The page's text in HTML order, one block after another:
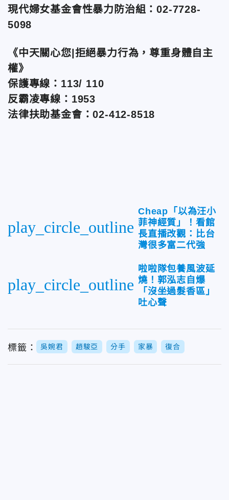
現代婦女基金會性暴力防治組：02-7728-
5098
《中天關心您|拒絕暴力行為，尊重身體自主
權》
保護專線：113/ 110
反霸凌專線：1953
法律扶助基金會：02-412-8518
play_circle_outline
Cheap「以為汪小
菲神經質」！看館
長直播改觀：比台
灣很多富二代強
play_circle_outline
啦啦隊包養風波延
燒！郭泓志自爆
「沒坐過髮香區」
吐心聲
標籤： 吳婉君 趙駿亞 分手 家暴 復合